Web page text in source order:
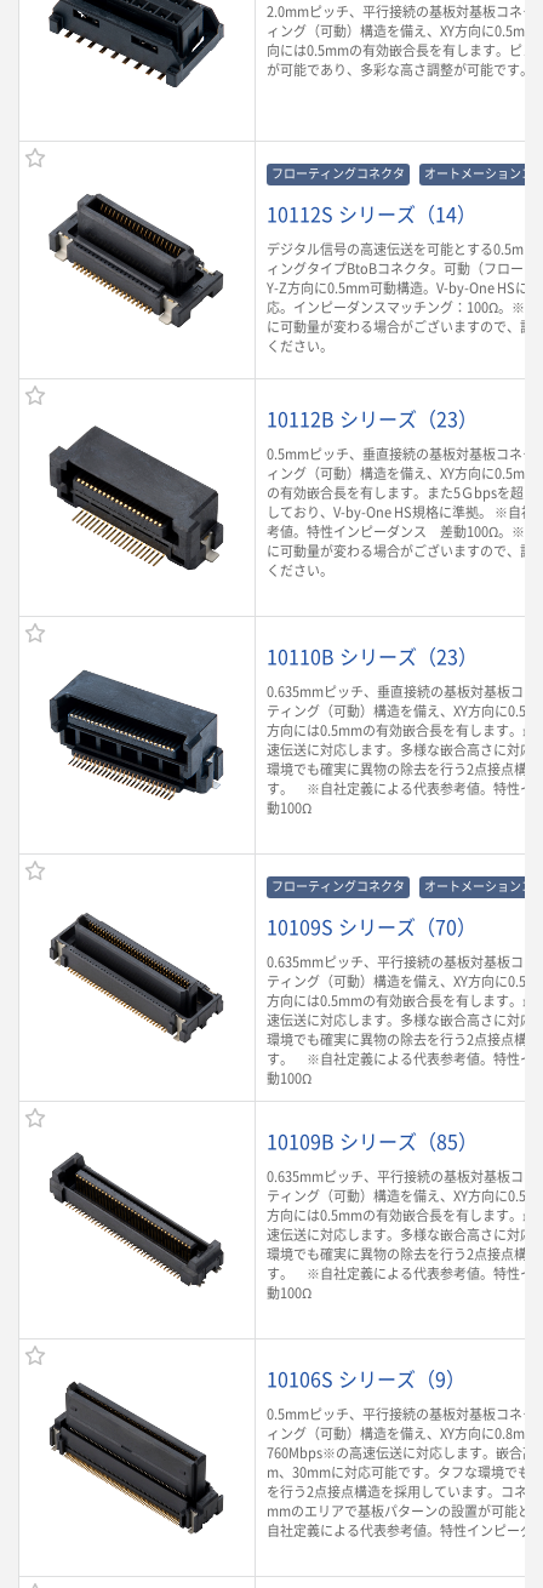
2.0mmピッチ、平行接続の基板対基板コネク
ィング（可動）構造を備え、XY方向に
向には0.5mmの有効嵌合長を有します。ピン
が可能であり、多彩な高さ調整が可能です。
フローティングコネクタ オートメーションコ
10112S シリーズ（14）
デジタル信号の高速伝送を可能とする0.5mm
ィングタイプBtoBコネクタ。可動（フローテ
Y-Z方向に0.5mm可動構造。V-by-One HSに
応。インピーダンスマッチング：100Ω。※製
に可動量が変わる場合がございますので、詳
ください。
10112B シリーズ（23）
0.5mmピッチ、垂直接続の基板対基板コネク
ィング（可動）構造を備え、XY方向に
の有効嵌合長を有します。また5Ｇbpsを超え
しており、V-by-One HS規格に準拠。 ※自社
考値。特性インピーダンス 差動100Ω。※製
に可動量が変わる場合がございますので、詳
ください。
10110B シリーズ（23）
0.635mmピッチ、垂直接続の基板対基板コネ
ティング（可動）構造を備え、XY方向に
方向には0.5mmの有効嵌合長を有します。
速伝送に対応します。多様な嵌合高さに対応
環境でも確実に異物の除去を行う2点接点構
す。 ※自社定義による代表参考値。特性イ
動100Ω
フローティングコネクタ オートメーションコ
10109S シリーズ（70）
0.635mmピッチ、平行接続の基板対基板コネ
ティング（可動）構造を備え、XY方向に
方向には0.5mmの有効嵌合長を有します。
速伝送に対応します。多様な嵌合高さに対応
環境でも確実に異物の除去を行う2点接点構
す。 ※自社定義による代表参考値。特性イ
動100Ω
10109B シリーズ（85）
0.635mmピッチ、平行接続の基板対基板コネ
ティング（可動）構造を備え、XY方向に
方向には0.5mmの有効嵌合長を有します。
速伝送に対応します。多様な嵌合高さに対応
環境でも確実に異物の除去を行う2点接点構
す。 ※自社定義による代表参考値。特性イ
動100Ω
10106S シリーズ（9）
0.5mmピッチ、平行接続の基板対基板コネク
ィング（可動）構造を備え、XY方向に
760Mbps※の高速伝送に対応します。嵌合高
m、30mmに対応可能です。タフな環境でも
を行う2点接点構造を採用しています。コネ
mmのエリアで基板パターンの設置が可能と
自社定義による代表参考値。特性インピー